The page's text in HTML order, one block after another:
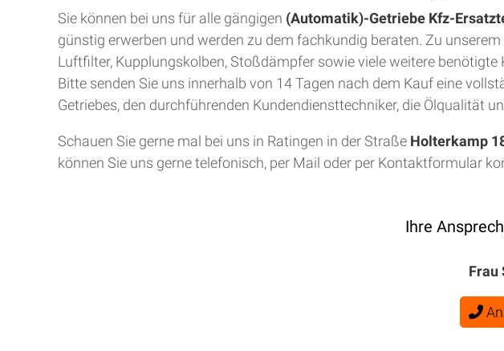
Sie können bei uns für alle gängigen (Automatik)-Getriebe Kfz-
günstig erwerben und werden zu dem fachkundig beraten. Zu unserem
Luftfilter, Kupplungskolben, Stoßdämpfer sowie viele weitere
Bitte senden Sie uns innerhalb von 14 Tagen nach dem Kauf eine
Getriebes, den durchführenden Kundendiensttechniker, die Ölqualität
Schauen Sie gerne mal bei uns in Ratingen in der Straße Holterkamp
können Sie uns gerne telefonisch, per Mail oder per Kontaktformular
Ihre
Frau